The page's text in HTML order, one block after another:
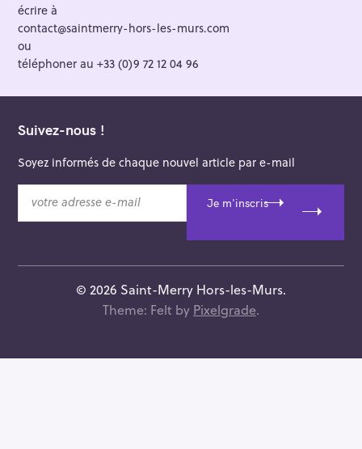
écrire à
contact@saintmerry-hors-les-murs.com
ou
téléphoner au +33 (0)9 72 12 04 96
Suivez-nous !
Soyez informés de chaque nouvel article par e-mail
t
e
Je m'inscris
© 2026 Saint-Merry Hors-les-Murs.
Theme: Felt by Pixelgrade.